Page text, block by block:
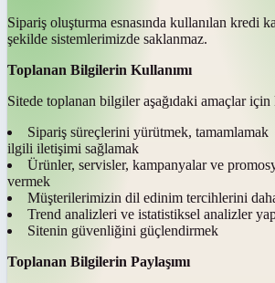
Sipariş oluşturma esnasında kullanılan kredi
şekilde sistemlerimizde saklanmaz.
Toplanan Bilgilerin Kullanımı
Sitede toplanan bilgiler aşağıdaki amaçlar için
Sipariş süreçlerini yürütmek,
ilgili iletişimi sağlamak
Ürünler, servisler, kampanyalar ve
vermek
Müşterilerimizin dil edinim tercihlerini
Trend analizleri ve istatistiksel analizler
Sitenin güvenliğini güçlendirmek
Toplanan Bilgilerin Paylaşımı